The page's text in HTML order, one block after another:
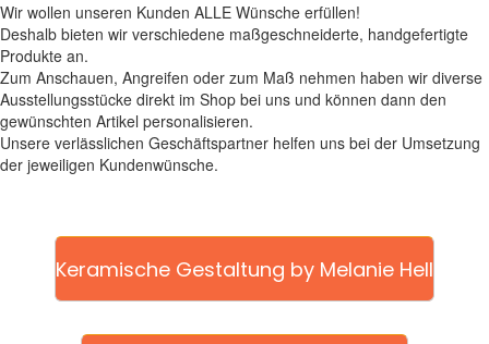
Wir wollen unseren Kunden ALLE Wünsche erfüllen!
Deshalb bieten wir verschiedene maßgeschneiderte, handgefertigte
Produkte an.
Zum Anschauen, Angreifen oder zum Maß nehmen haben wir diverse
Ausstellungsstücke direkt im Shop bei uns und können dann den
gewünschten Artikel personalisieren.
Unsere verlässlichen Geschäftspartner helfen uns bei der Umsetzung
der jeweiligen Kundenwünsche.
Keramische Gestaltung by Melanie Hell